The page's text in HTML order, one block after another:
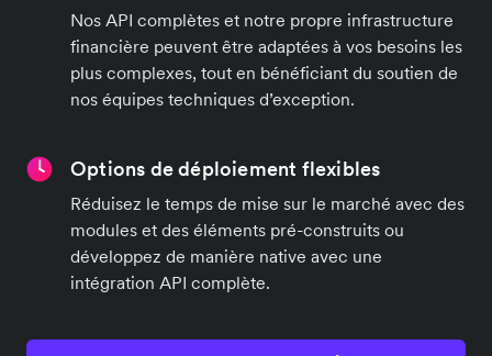
Nos API complètes et notre propre infrastructure
financière peuvent être adaptées à vos besoins les
plus complexes, tout en bénéficiant du soutien de
nos équipes techniques d’exception.
Options de déploiement flexibles
Réduisez le temps de mise sur le marché avec des
modules et des éléments pré-construits ou
développez de manière native avec une
intégration API complète.